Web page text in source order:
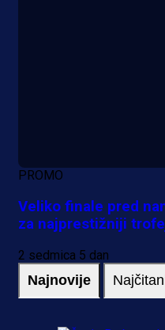
PROMO
Veliko finale pred
za najprestižniji
2 sedmica 5 dan
Najnovije